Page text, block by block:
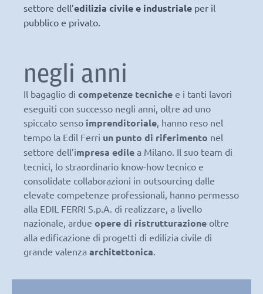
settore dell’edilizia civile e industriale per il
pubblico e privato.
negli anni
Il bagaglio di competenze tecniche e i tanti lavori
eseguiti con successo negli anni, oltre ad uno
spiccato senso imprenditoriale, hanno reso nel
tempo la Edil Ferri un punto di riferimento nel
settore dell’impresa edile a Milano. Il suo team di
tecnici, lo straordinario know-how tecnico e
consolidate collaborazioni in outsourcing dalle
elevate competenze professionali, hanno permesso
alla EDIL FERRI S.p.A. di realizzare, a livello
nazionale, ardue opere di ristrutturazione oltre
alla edificazione di progetti di edilizia civile di
grande valenza architettonica.